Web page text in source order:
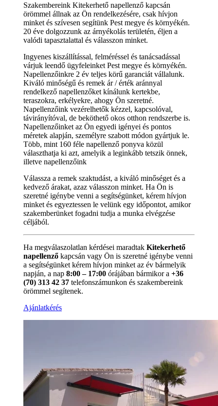
Szakembereink Kitekerhető napellenző kapcsán
örömmel állnak az Ön rendelkezésére, csak hívjon
minket és szívesen segítünk Pest megye és környékén.
20 éve dolgozzunk az árnyékolás területén, éljen a
valódi tapasztalattal és válasszon minket.
Ingyenes kiszállítással, felméréssel és tanácsadással
várjuk leendő ügyfeleinket Pest megye és környékén.
Napellenzőinkre 2 év teljes körű garanciát vállalunk.
Kiváló minőségű és remek ár / érték aránnyal
rendelkező napellenzőket kínálunk kertekbe,
teraszokra, erkélyekre, ahogy Ön szeretné.
Napellenzőink vezérelhetők kézzel, kapcsolóval,
távirányítóval, de beköthető okos otthon rendszerbe is.
Napellenzőinket az Ön egyedi igényei és pontos
méretek alapján, személyre szabott módon gyártjuk le.
Több, mint 160 féle napellenző ponyva közül
választhatja ki azt, amelyik a leginkább tetszik önnek,
illetve napellenzőink
Válassza a remek szaktudást, a kiváló minőséget és a
kedvező árakat, azaz válasszon minket. Ha Ön is
szeretné igénybe venni a segítségünket, kérem hívjon
minket és egyeztessen le velünk egy időpontot, amikor
szakemberünket fogadni tudja a munka elvégzése
céljából.
Ha megválaszolatlan kérdései maradtak Kitekerhető
napellenző kapcsán vagy Ön is szeretné igénybe venni
a segítségünket kérem hívjon minket az év bármelyik
napján, a nap 8:00 – 17:00 órájában bármikor a +36
(70) 313 42 37 telefonszámunkon és szakembereink
örömmel segítenek.
Ajánlatkérés